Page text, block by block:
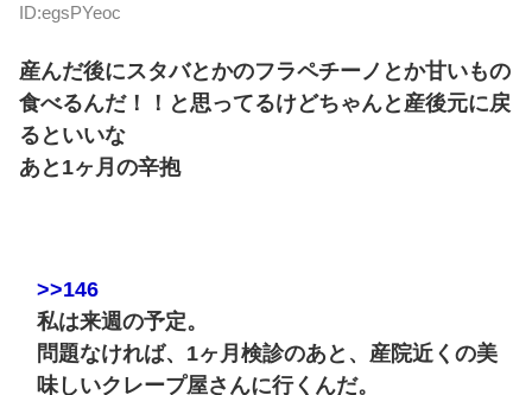
ID:egsPYeoc
産んだ後にスタバとかのフラペチーノとか甘いもの
食べるんだ！！と思ってるけどちゃんと産後元に戻
るといいな
あと1ヶ月の辛抱
>>146
私は来週の予定。
問題なければ、1ヶ月検診のあと、産院近くの美
味しいクレープ屋さんに行くんだ。